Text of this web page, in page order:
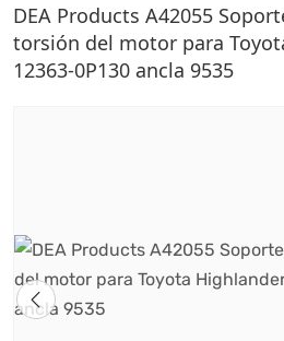
DEA Products A42055
torsión del motor para
12363-0P130 ancla 9535